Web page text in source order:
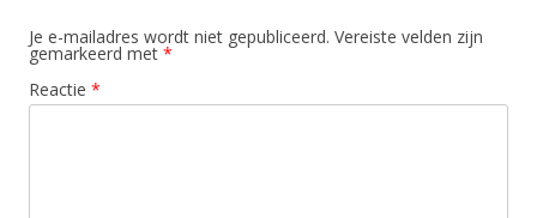
Je e-mailadres wordt niet gepubliceerd. Vereiste velden zijn
gemarkeerd met *
Reactie *